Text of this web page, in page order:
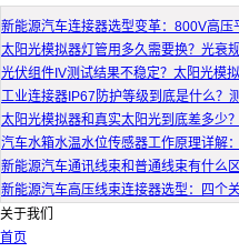
新能源汽车连接器选型变革：800V高压
太阳光模拟器灯管用多久需要换？光衰
光伏组件IV测试结果不稳定？太阳光模
工业连接器IP67防护等级到底是什么？
太阳光模拟器和真实太阳光到底差多少
汽车水箱水温水位传感器工作原理详解
新能源汽车通讯线束和普通线束有什么区
新能源汽车高压线束连接器选型：四个
关于我们
首页